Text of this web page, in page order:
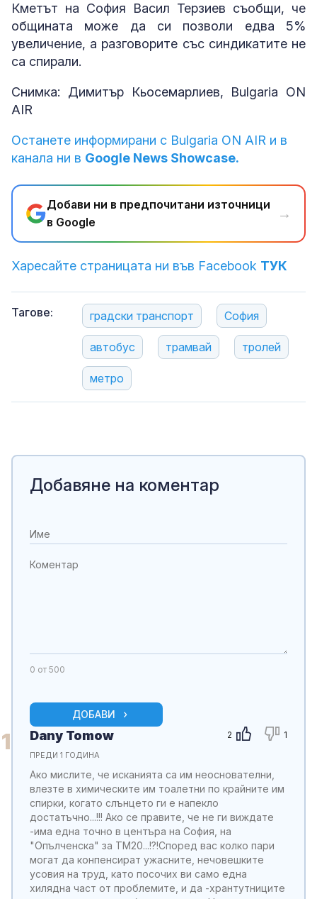
Кметът на София Васил Терзиев съобщи, че
общината може да си позволи едва 5%
увеличение, а разговорите със синдикатите не
са спирали.
Снимка: Димитър Кьосемарлиев, Bulgaria ON
AIR
Останете информирани с Bulgaria ON AIR и в
канала ни в Google News Showcase.
Добави ни в предпочитани източници
в Google
→
Харесайте страницата ни във Facebook ТУК
Тагове: градски транспорт София
автобус трамвай тролей
метро
Добавяне на коментар
0 от 500
ДОБАВИ
1 2 1
Dany Tomow
ПРЕДИ 1 ГОДИНА
Ако мислите, че исканията са им неоснователни,
влезте в химическите им тоалетни по крайните им
спирки, когато слънцето ги е напекло
достатъчно...!!! Ако се правите, че не ги виждате
-има една точно в центъра на София, на
"Опълченска" за ТМ20...!?!Според вас колко пари
могат да конпенсират ужасните, нечовешките
усовия на труд, като посочих ви само една
хилядна част от проблемите, и да -хрантутниците